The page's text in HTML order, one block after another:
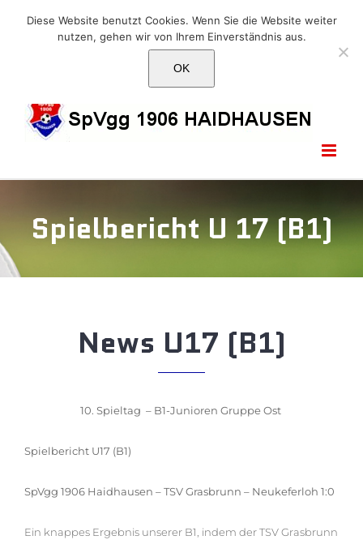
E-Mail: info@1906haidhausen.de
FacebookInstagram
E-
Spielbericht U 17 (B1)
News U17 (B1)
10. Spieltag – B1-Junioren Gruppe Ost
Spielbericht U17 (B1)
SpVgg 1906 Haidhausen – TSV Grasbrunn – Neukeferloh 1:0
Ein knappes Ergebnis unserer B1, indem der TSV Grasbrunn
Diese Website benutzt Cookies. Wenn Sie die Website weiter
nutzen, gehen wir von Ihrem Einverständnis aus.
OK